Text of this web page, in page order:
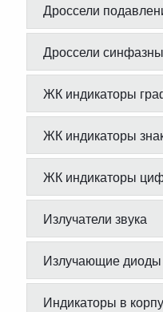
Дроссели
Дроссели
ЖК индикаторы
ЖК индикаторы
ЖК индикаторы
Излучатели звука
Излучающие
Индикаторы в